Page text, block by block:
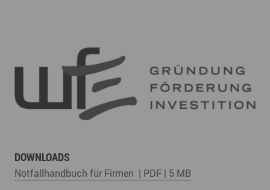
DOWNLOADS
Notfallhandbuch für Firmen | PDF | 5 MB